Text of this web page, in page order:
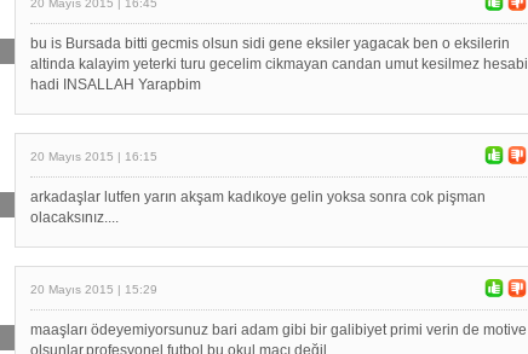
bu is Bursada bitti gecmis olsun sidi gene eksiler yagacak ben o eksilerin
altinda kalayim yeterki turu gecelim cikmayan candan umut kesilmez hesabi
hadi INSALLAH Yarapbim
20 Mayıs 2015 | 16:15
arkadaşlar lutfen yarın akşam kadıkoye gelin yoksa sonra cok pişman
olacaksınız....
20 Mayıs 2015 | 15:29
maaşları ödeyemiyorsunuz bari adam gibi bir galibiyet primi verin de motive
olsunlar.profesyonel futbol bu,okul maçı değil